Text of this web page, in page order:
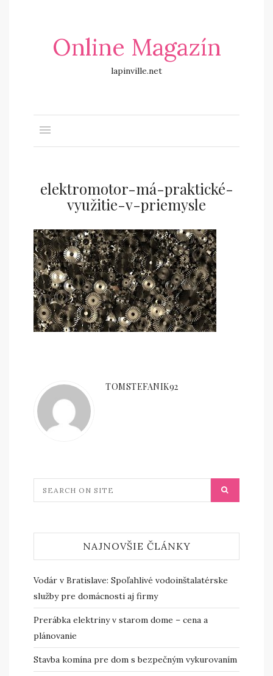
Online Magazín
lapinville.net
elektromotor-má-praktické-
využitie-v-priemysle
TOMSTEFANIK92
NAJNOVŠIE ČLÁNKY
Vodár v Bratislave: Spoľahlivé vodoinštalatérske
služby pre domácnosti aj firmy
Prerábka elektriny v starom dome – cena a
plánovanie
Stavba komína pre dom s bezpečným vykurovaním